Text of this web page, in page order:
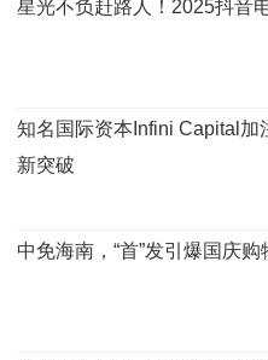
星光不负赶路人！2025抖音
知名国际资本Infini Capital加
新突破
中免海南，“首”发引爆国庆购